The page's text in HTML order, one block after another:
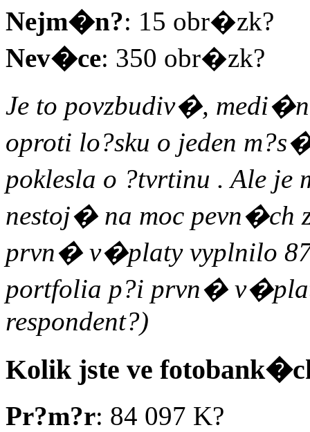
Nejm�n?: 15 obr�zk?
Nev�ce: 350 obr�zk?
Je to povzbudiv�,
oproti lo?sku o jeden
poklesla o ?tvrtinu . Ale
nestoj� na moc pevn�ch
prvn� v�platy vyplnilo 87
portfolia p?i prvn�
respondent?)
Kolik jste ve
Pr?m?r: 84 097 K?